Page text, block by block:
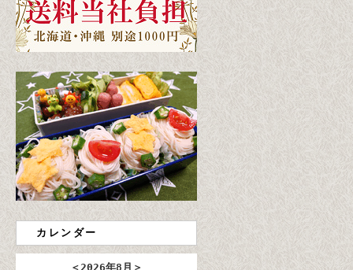
カレンダー
＜2026年8月 ＞